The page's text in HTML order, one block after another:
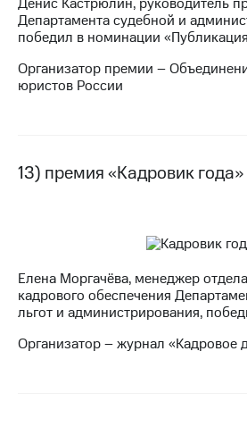
Департамента судебной и
победил в номинации
Организатор премии –
юристов России
13) премия «Кадровик года»
Елена Моргачёва, менеджер
кадрового обеспечения
льгот и администрирования,
Организатор – журнал «Кадровое